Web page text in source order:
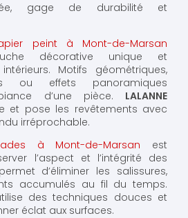
gage de durabilité et
peint à Mont-de-Marsan
décorative unique et
Motifs géométriques,
ou effets panoramiques
d’une pièce. LALANNE
et pose les revêtements avec
irréprochable.
à Mont-de-Marsan est
l’aspect et l’intégrité des
d’éliminer les salissures,
accumulés au fil du temps.
des techniques douces et
éclat aux surfaces.